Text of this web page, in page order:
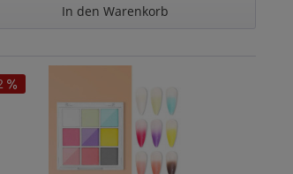
In den Warenkorb